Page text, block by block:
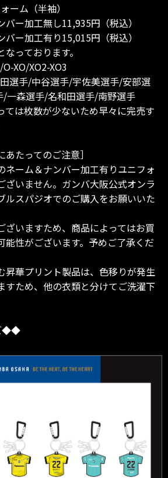
ーム（半袖）
バー加工無し11,935円（税込）
工有り15,015円（税込）
っております。
XO/XO2-XO3
選手/中谷選手/宇佐美選手/安部選
一森選手/名和田選手/南野選手
は枚数が少ないため早々に完売す
あたってのご注意］
ーム＆ナンバー加工有りユニフォ
ざいません。ガンバ大阪公式オンラ
ルスパジオでのご購入をお願いいた
いますため、商品によってはお買
能性がございます。予めご了承くだ
華プリント製品は、色移りが発生
すため、他の衣類と分けてご洗濯下
◆◆